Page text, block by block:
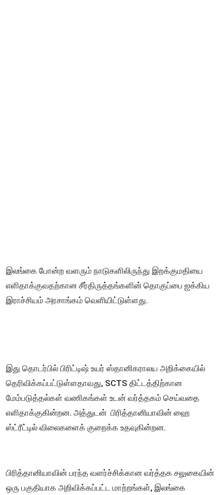
இலங்கை போன்ற வளரும் நாடுகளிலிருந்து இறக்குமதியை
எளிதாக்குவதற்கான சீர்திருத்தங்களின் தொகுப்பை ஐக்கிய
இராச்சியம் அரசாங்கம் வெளியிட்டுள்ளது.
இது தொடர்பில் பிரிட்டிஷ் உயர் ஸ்தானிகராலய அறிக்கையில்
தெரிவிக்கப்பட்டுள்ளதாவது, SCTS திட்டத்திற்கான
மேம்படுத்தல்கள் வணிகங்கள் உடன் வர்த்தகம் செய்வதை
எளிதாக்குகின்றன. அத்துடன் பிரித்தானியாவின் ஹை
ஸ்ட்ரீட்டில் விலைகளைக் குறைக்க உதவுகின்றன.
பிரித்தானியாவின் பரந்த வளர்ச்சிக்கான வர்த்தக சலுகையின்
ஒரு பகுதியாக அறிவிக்கப்பட்ட மாற்றங்கள், இலங்கை